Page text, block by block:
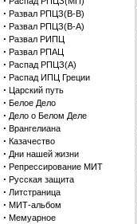
· Развал РПЦЗ(В-В)
· Развал РПЦЗ(В-А)
· Развал РИПЦ
· Развал РПАЦ
· Распад РПЦЗ(А)
· Распад ИПЦ Греции
· Царский путь
· Белое Дело
· Дело о Белом Деле
· Врангелиана
· Казачество
· Дни нашей жизни
· Репрессирование МИТ
· Русская защита
· Литстраница
· МИТ-альбом
· Мемуарное